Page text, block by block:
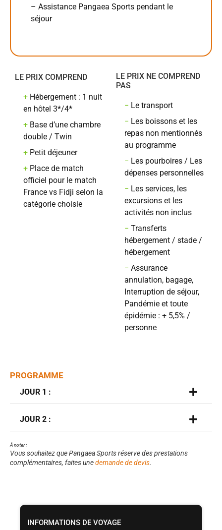
– Assistance Pangaea Sports pendant le
séjour
LE PRIX COMPREND
+ Hébergement : 1 nuit
en hôtel 3*/4*
+ Base d’une chambre
double / Twin
+ Petit déjeuner
+ Place de match
officiel pour le match
France vs Fidji selon la
catégorie choisie
LE PRIX NE COMPREND
PAS
− Le transport
− Les boissons et les
repas non mentionnés
au programme
− Les pourboires / Les
dépenses personnelles
− Les services, les
excursions et les
activités non inclus
−Transferts
hébergement / stade /
hébergement
−Assurance
annulation, bagage,
Interruption de séjour,
Pandémie et toute
épidémie : + 5,5% /
personne
PROGRAMME
JOUR 1 :
JOUR 2 :
À noter :
Vous souhaitez que Pangaea Sports réserve des prestations
complémentaires, faites unedemande de devis.
INFORMATIONS DE VOYAGE